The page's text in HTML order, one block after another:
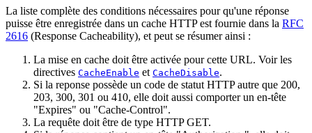
La liste complète des conditions nécessaires pour qu'une réponse
puisse être enregistrée dans un cache HTTP est fournie dans la RFC
2616 (Response Cacheability), et peut se résumer ainsi :
La mise en cache doit être activée pour cette URL. Voir les
directives CacheEnable et CacheDisable.
Si la reponse possède un code de statut HTTP autre que 200,
203, 300, 301 ou 410, elle doit aussi comporter un en-tête
"Expires" ou "Cache-Control".
La requête doit être de type HTTP GET.